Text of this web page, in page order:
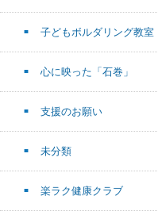
子どもボルダリング教室
心に映った「石巻」
支援のお願い
未分類
楽ラク健康クラブ